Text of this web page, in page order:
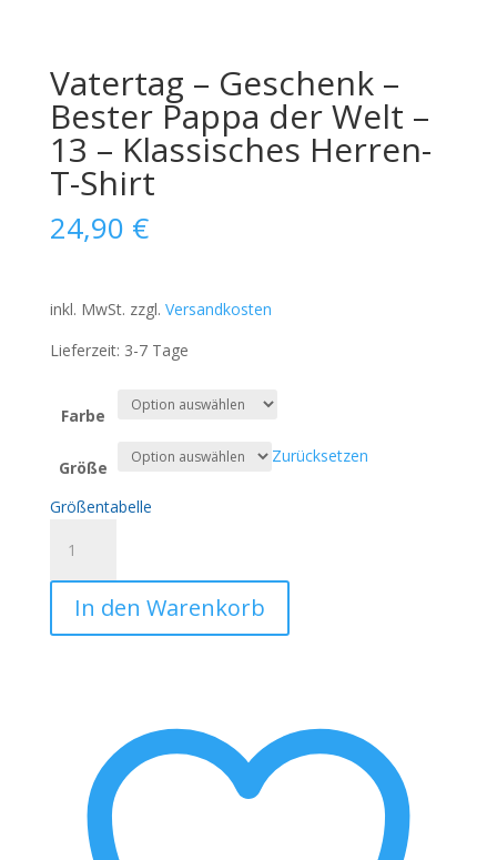
Vatertag – Geschenk –
Bester Pappa der Welt –
13 – Klassisches Herren-
T-Shirt
24,90 €
inkl. MwSt. zzgl. Versandkosten
Lieferzeit: 3-7 Tage
Farbe
Größe
Zurücksetzen
Größentabelle
Geschenk
Bester
Klassisches
Herren-
In den Warenkorb